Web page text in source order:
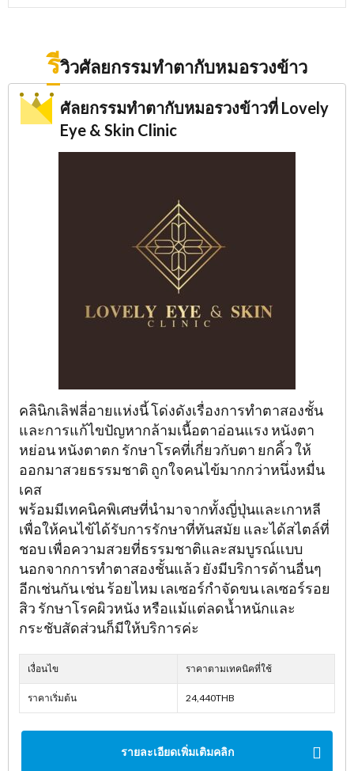
รีวิวศัลยกรรมทำตากับหมอรวงข้าว
ศัลยกรรมทำตากับหมอรวงข้าวที่ Lovely
Eye & Skin Clinic
คลินิกเลิฟลี่อายแห่งนี้ โด่งดังเรื่องการทำตาสองชั้น
และการแก้ไขปัญหากล้ามเนื้อตาอ่อนแรง หนังตา
หย่อน หนังตาตก รักษาโรคที่เกี่ยวกับตา ยกคิ้ว ให้
ออกมาสวยธรรมชาติ ถูกใจคนไข้มากกว่าหนึ่งหมื่น
เคส
พร้อมมีเทคนิคพิเศษที่นำมาจากทั้งญี่ปุ่นและเกาหลี
เพื่อให้คนไข้ได้รับการรักษาที่ทันสมัย และได้สไตล์ที่
ชอบ เพื่อความสวยที่ธรรมชาติและสมบูรณ์แบบ
นอกจากการทำตาสองชั้นแล้ว ยังมีบริการด้านอื่นๆ
อีกเช่นกัน เช่น ร้อยไหม เลเซอร์กำจัดขน เลเซอร์รอย
สิว รักษาโรคผิวหนัง หรือแม้แต่ลดน้ำหนักและ
กระชับสัดส่วนก็มีให้บริการค่ะ
เงื่อนไข ราคาตามเทคนิคที่ใช้
ราคาเริ่มต้น 24,440THB
รายละเอียดเพิ่มเติมคลิก